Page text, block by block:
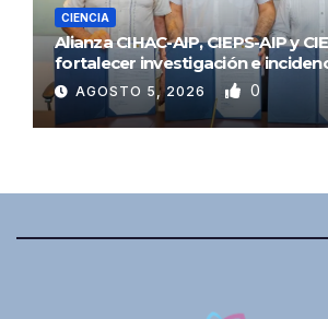
CIENCIA
Alianza CIHAC-AIP, CIEPS-AIP y
fortalecer investigación e
AGOSTO 5, 2026 0